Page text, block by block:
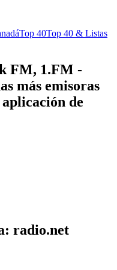
Top 40Top 40 & Listas
FM, 1.FM -
más emisoras
de
radio.net